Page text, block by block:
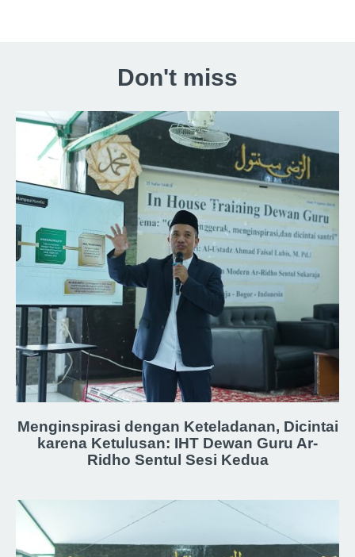
Don't miss
Menginspirasi dengan Keteladanan, Dicintai
karena Ketulusan: IHT Dewan Guru Ar-
Ridho Sentul Sesi Kedua